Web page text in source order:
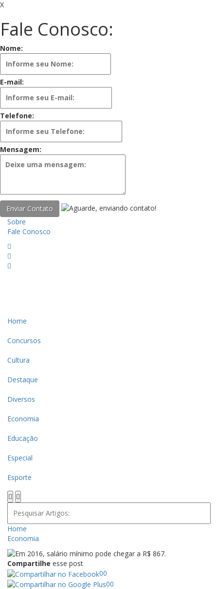
X
Fale Conosco:
Nome:
E-mail:
Telefone:
Mensagem:
Enviar Contato
Sobre
Fale Conosco
Home
Concursos
Cultura
Destaque
Diversos
Economia
Educação
Especial
Esporte
Home
Economia
Compartilhe esse post
00
00